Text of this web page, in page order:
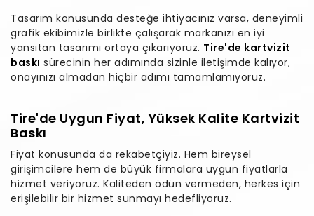
Tasarım konusunda desteğe ihtiyacınız varsa, deneyimli
grafik ekibimizle birlikte çalışarak markanızı en iyi
yansıtan tasarımı ortaya çıkarıyoruz. Tire'de kartvizit
baskı sürecinin her adımında sizinle iletişimde kalıyor,
onayınızı almadan hiçbir adımı tamamlamıyoruz.
Tire'de Uygun Fiyat, Yüksek Kalite Kartvizit
Baskı
Fiyat konusunda da rekabetçiyiz. Hem bireysel
girişimcilere hem de büyük firmalara uygun fiyatlarla
hizmet veriyoruz. Kaliteden ödün vermeden, herkes için
erişilebilir bir hizmet sunmayı hedefliyoruz.